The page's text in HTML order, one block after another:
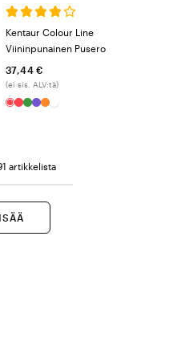
Kentaur Colour Line
Viininpunainen Pusero
37,44 €
(ei sis. ALV:tä)
artikkelista